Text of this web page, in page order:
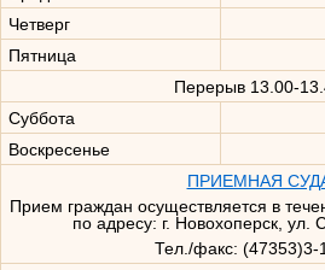
Четверг
Пятница
Перерыв 13.00-
Суббота
Воскресенье
ПРИЕМНАЯ
Прием граждан осуществляется в
по адресу: г. Новохоперск, ул.
Тел./факс: (47353)3-